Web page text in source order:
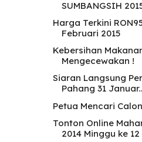
SUMBANGSIH
Harga Terkini
Februari 2015
Kebersihan
Mengecewakan !
Siaran Langsung
Pahang 31
Petua Mencari
Tonton Online
2014 Minggu ke 12